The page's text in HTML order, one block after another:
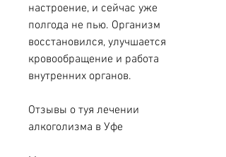
настроение, и сейчас уже
полгода не пью. Организм
восстановился, улучшается
кровообращение и работа
внутренних органов.
Отзывы о туя лечении
алкоголизма в Уфе